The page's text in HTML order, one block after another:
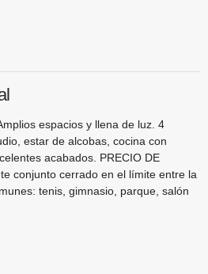
espacios y llena de luz. 4
estar de alcobas, cocina con
acabados. PRECIO DE
conjunto cerrado en el límite entre la
tenis, gimnasio, parque, salón